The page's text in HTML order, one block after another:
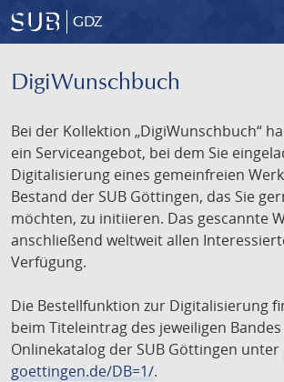
GDZ
DigiWunschbuch
Bei der Kollektion „DigiWunschbuch“
ein Serviceangebot, bei dem Sie
Digitalisierung eines gemeinfreien
Bestand der SUB Göttingen, das Sie
möchten, zu initiieren. Das gescannte
anschließend weltweit allen
Verfügung.
Die Bestellfunktion zur Digitalisierung
beim Titeleintrag des jeweiligen
Onlinekatalog der SUB Göttingen unter
goettingen.de/DB=1/.